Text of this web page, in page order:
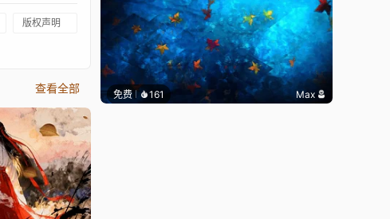
版权声明
查看全部 免费 161 Max